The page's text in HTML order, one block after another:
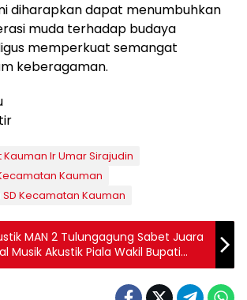
diharapkan dapat menumbuhkan
muda terhadap budaya
memperkuat semangat
keberagaman.
Ir Umar Sirajudin
Kauman
Kecamatan Kauman
MAN 2 Tulungagung Sabet Juara
Musik Akustik Piala Wakil Bupati